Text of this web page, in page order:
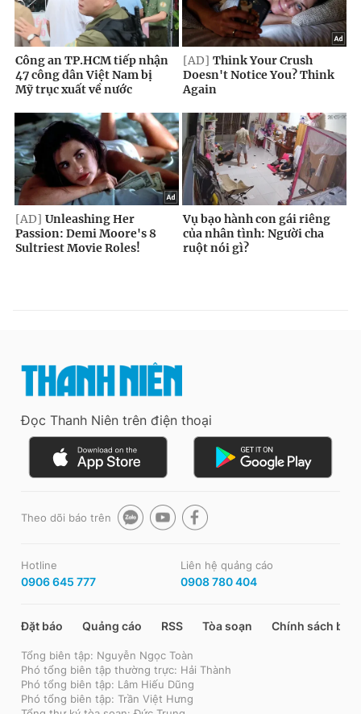
Đọc Thanh Niên trên điện thoại
Theo dõi báo trên
Hotline
0906 645 777
Liên hệ quảng cáo
0908 780 404
Đặt báo Quảng cáo RSS Tòa soạn Chính sách bảo
Tổng biên tập: Nguyễn Ngọc Toàn
Phó tổng biên tập thường trực: Hải Thành
Phó tổng biên tập: Lâm Hiếu Dũng
Phó tổng biên tập: Trần Việt Hưng